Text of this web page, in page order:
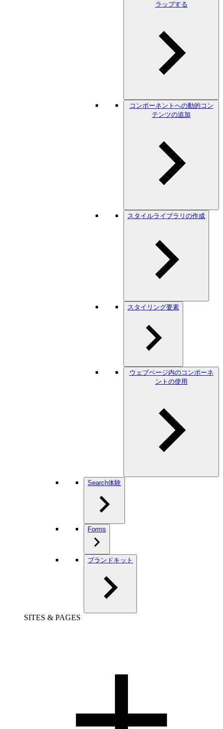
ラップする
コンポーネントへの動的コン
テンツの追加
スタイルライブラリの作成
スタイリング要素
ウェブページ内のコンポーネ
ントの使用
Search体験
Forms
ブランドキット
SITES & PAGES